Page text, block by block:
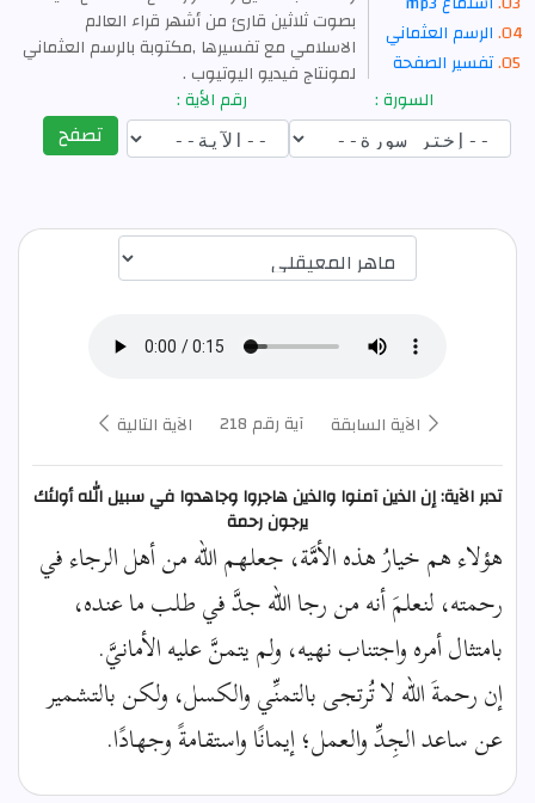
الرسم العثماني
تفسير الصفحة
بصوت ثلاثين قارئ من أشهر قراء العالم
الاسلامي مع تفسيرها ,مكتوبة بالرسم العثماني
لمونتاج فيديو اليوتيوب .
السورة :
رقم الأية :
تصفح
الآية السابقة آية رقم 218 الآية التالية
تدبر الآية: إن الذين آمنوا والذين هاجروا وجاهدوا في سبيل الله أولئك
يرجون رحمة
هؤلاء هم خيارُ هذه الأمَّة، جعلهم الله من أهل الرجاء في
رحمته، لنعلمَ أنه من رجا الله جدَّ في طلب ما عنده،
بامتثال أمره واجتناب نهيه، ولم يتمنَّ عليه الأمانيَّ.
إن رحمةَ الله لا تُرتجى بالتمنِّي والكسل، ولكن بالتشمير
عن ساعد الجِدِّ والعمل؛ إيمانًا واستقامةً وجهادًا.